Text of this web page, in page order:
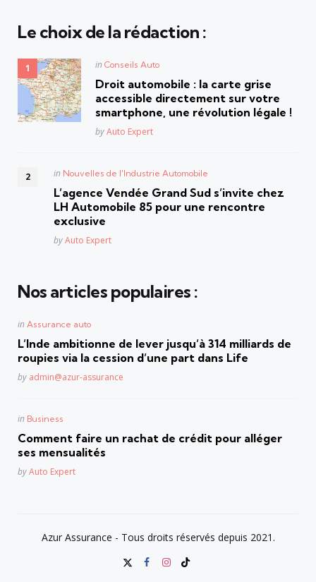
Le choix de la rédaction :
Posted
in Conseils Auto
Droit automobile : la carte grise
accessible directement sur votre
smartphone, une révolution légale !
Posted
byAuto Expert
Posted
in Nouvelles de l'Industrie Automobile
L’agence Vendée Grand Sud s’invite chez
LH Automobile 85 pour une rencontre
exclusive
Posted
byAuto Expert
Nos articles populaires :
Posted
in Assurance auto
L’Inde ambitionne de lever jusqu’à 314 milliards de
roupies via la cession d’une part dans Life
Posted
by admin@azur-assurance
Posted
in Business
Comment faire un rachat de crédit pour alléger
ses mensualités
Posted
byAuto Expert
Azur Assurance - Tous droits réservés depuis 2021.